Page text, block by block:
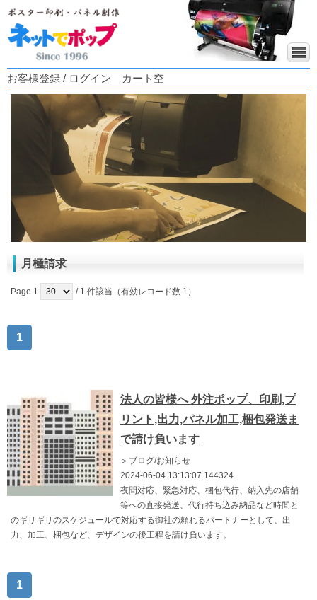
お客様登録 / ログイン カート空
月極請求
Page 1 / 1 件該当（有効レコード数 1）
1
法人の皆様へ 外注ポップ、印刷,プ
リント,出力,パネル加工,梱包発送ま
で請け負います
＞ブログ/お知らせ
2024-06-04 13:13:07.144324
夜間対応、緊急対応、梱包代行、納入先の店舗
等への直接発送、代行持ち込み納品など時間と
のギリギリのスケジュールで対応する御社の頼れるパートナーとして、出
力、加工、梱包など、デザインの後工程を請け負います。
1